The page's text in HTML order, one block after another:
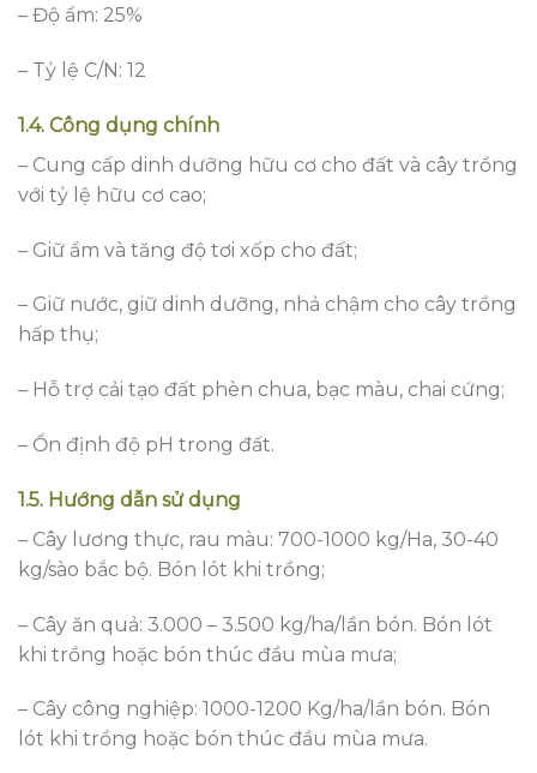
– Độ ẩm: 25%
– Tỷ lệ C/N: 12
1.4. Công dụng chính
– Cung cấp dinh dưỡng hữu cơ cho đất và cây trồng
với tỷ lệ hữu cơ cao;
– Giữ ẩm và tăng độ tơi xốp cho đất;
– Giữ nước, giữ dinh dưỡng, nhả chậm cho cây trồng
hấp thụ;
– Hỗ trợ cải tạo đất phèn chua, bạc màu, chai cứng;
– Ổn định độ pH trong đất.
1.5. Hướng dẫn sử dụng
– Cây lương thực, rau màu: 700-1000 kg/Ha, 30-40
kg/sào bắc bộ. Bón lót khi trồng;
– Cây ăn quả: 3.000 – 3.500 kg/ha/lần bón. Bón lót
khi trồng hoặc bón thúc đầu mùa mưa;
– Cây công nghiệp: 1000-1200 Kg/ha/lần bón. Bón
lót khi trồng hoặc bón thúc đầu mùa mưa.